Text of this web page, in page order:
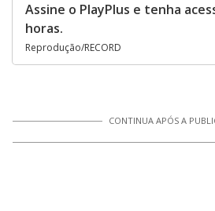
Assine o PlayPlus e tenha
horas.
Reprodução/RECORD
CONTINUA APÓS A